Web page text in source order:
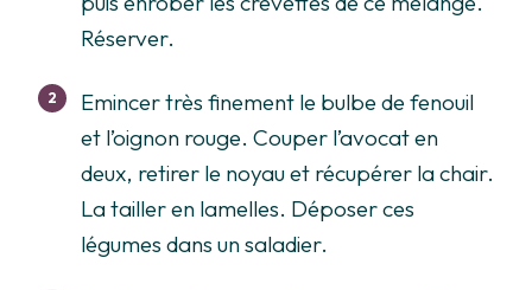
Réserver.
Emincer très finement le bulbe de fenouil
et l’oignon rouge. Couper l’avocat en
deux, retirer le noyau et récupérer la chair.
La tailler en lamelles. Déposer ces
légumes dans un saladier.